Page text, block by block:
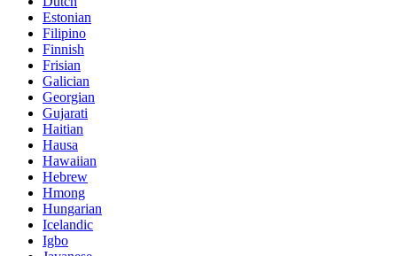
Estonian
Filipino
Finnish
Frisian
Galician
Georgian
Gujarati
Haitian
Hausa
Hawaiian
Hebrew
Hmong
Hungarian
Icelandic
Igbo